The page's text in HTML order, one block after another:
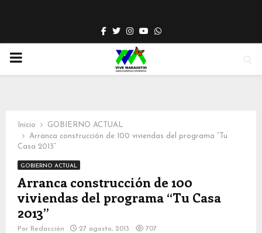
Facebook
TwitterInstagram
YoutubeWhatsapp
PRIMARY
Inicio
GOBIERNO ACTUAL
Arranca construcción de 100 viviendas del programa “Tu
Casa 2013”
GOBIERNO ACTUAL
Arranca construcción de 100
viviendas del programa “Tu Casa
2013”
Por Redacción 27 agosto, 2013 707